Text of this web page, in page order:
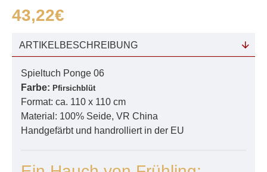
43,22€
ARTIKELBESCHREIBUNG
Spieltuch Ponge 06
Farbe: Pfirsichblüt
Format: ca. 110 x 110 cm
Material: 100% Seide, VR China
Handgefärbt und handrolliert in der EU